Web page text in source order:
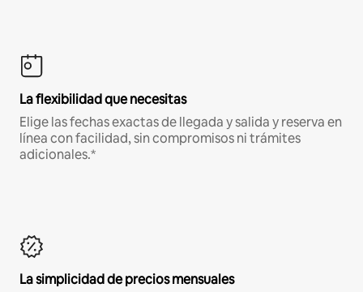
La flexibilidad que necesitas
Elige las fechas exactas de llegada y salida y reserva en
línea con facilidad, sin compromisos ni trámites
adicionales.*
La simplicidad de precios mensuales